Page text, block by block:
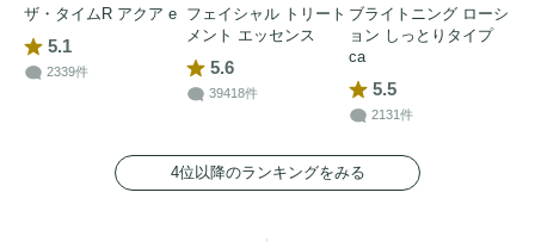
ザ・タイムR アクア e
5.1
2339件
フェイシャル トリート
メント エッセンス
5.6
39418件
ブライトニング ローシ
ョン しっとりタイプ
ca
5.5
2131件
4位以降のランキングをみる